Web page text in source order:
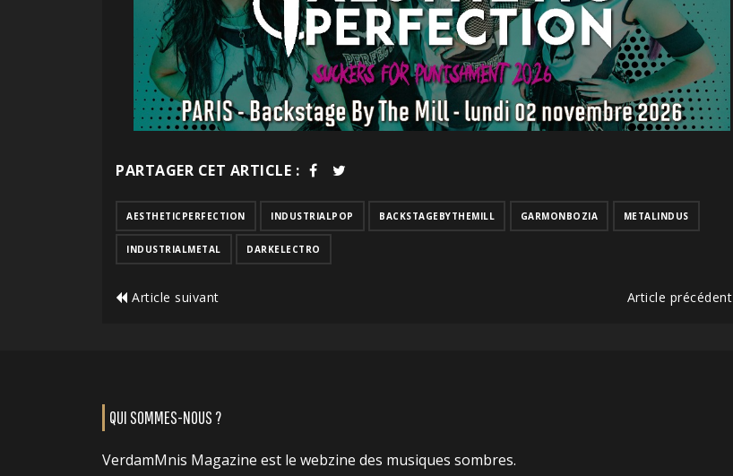
PARTAGER CET ARTICLE :
AESTHETICPERFECTION INDUSTRIALPOP BACKSTAGEBYTHEMILL GARMONBOZIA METALINDUS
INDUSTRIALMETAL DARKELECTRO
Article suivant Article précédent
QUI SOMMES-NOUS ?
VerdamMnis Magazine est le webzine des musiques sombres.